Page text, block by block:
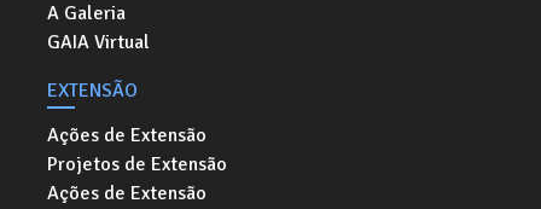
A Galeria
GAIA Virtual
EXTENSÃO
Ações de Extensão
Projetos de Extensão
Ações de Extensão